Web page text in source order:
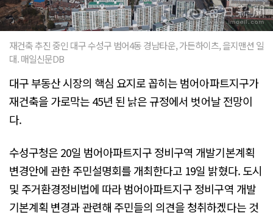
재건축 추진 중인 대구 수성구 범어4동 경남타운, 가든하이츠, 을지맨션 일
대. 매일신문DB
대구 부동산 시장의 핵심 요지로 꼽히는 범어아파트지구가
재건축을 가로막는 45년 된 낡은 규정에서 벗어날 전망이
다.
수성구청은 20일 범어아파트지구 정비구역 개발기본계획
변경안에 관한 주민설명회를 개최한다고 19일 밝혔다. 도시
및 주거환경정비법에 따라 범어아파트지구 정비구역 개발
기본계획 변경과 관련해 주민들의 의견을 청취하겠다는 것